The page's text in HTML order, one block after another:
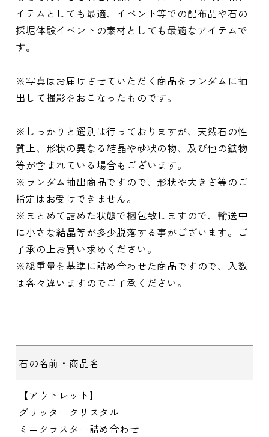
イテムとしても最適、イベント等での配布品や石の
採堀体験イベントの素材としても最適なアイテムで
す。
※写真はお届けさせていただく商品をランダムに抽
出して撮影をおこなったものです。
※しっかりと選別は行っておりますが、天然石の性
質上、形状の異なる結晶や砂状の物、及び他の鉱物
等が含まれている場合もございます。
※ランダム抽出商品ですので、形状や大きさ等のご
指定はお受けできません。
※まとめて詰めた状態で梱包致しますので、輸送中
に小さな結晶等が多少脱落する事がございます。ご
了承の上お買い求めください。
※総重量を基準に詰め合わせた商品ですので、入数
は各々違いますのでご了承ください。
石の名前・商品名
【アウトレット】
グリッタークリスタル
ミニクラスター詰め合わせ